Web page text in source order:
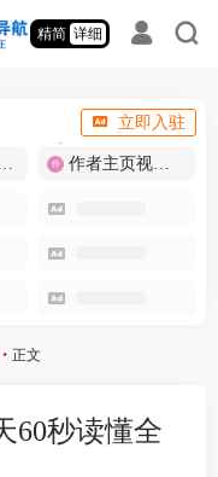
精简 详细
立即入驻
务商城【爆粉引流】 作者主页视频批量提取
• 正文
60秒读懂全